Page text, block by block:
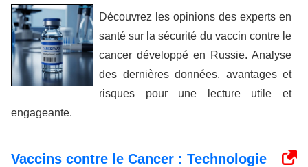
Découvrez les opinions des experts en
santé sur la sécurité du vaccin contre le
cancer développé en Russie. Analyse
des dernières données, avantages et
risques pour une lecture utile et
engageante.
Vaccins contre le Cancer : Technologie